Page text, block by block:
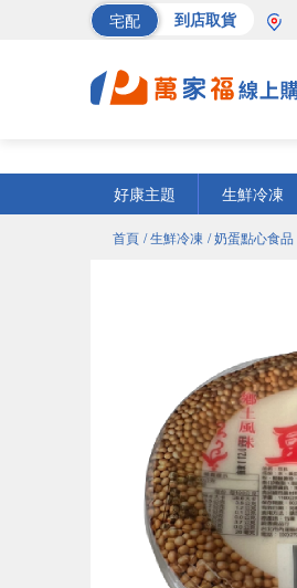
宅配 到店取貨
好康主題
生鮮冷凍
首頁 / 生鮮冷凍 / 奶蛋點心食品